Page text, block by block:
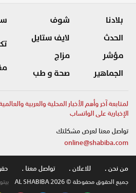
بلادنا
الحدث
مؤشر
الجماهير
شوف
لايف ستايل
مزاج
صحة و طب
لمتابعة آخر وأهم الأخبار المحلية والعربية
الإخبارية على الواتساب
تواصل معنا لعرض مشكلتك
online@shabiba.com
من نحن .
للاعلان . تواصل معنا .
جميع الحقوق محفوظة © AL SHABIBA 2026